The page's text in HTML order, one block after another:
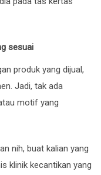
sesuai
produk yang dijual,
Jadi, tak ada
motif yang
nih, buat kalian yang
klinik kecantikan yang